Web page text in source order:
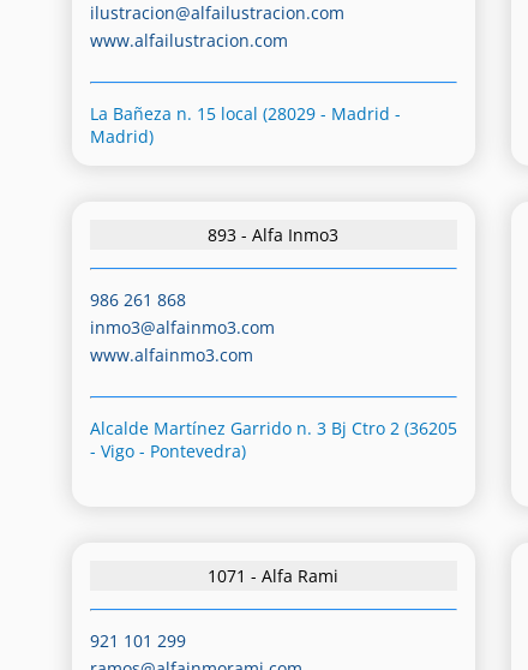
ilustracion@alfailustracion.com
www.alfailustracion.com
La Bañeza n. 15 local (28029 - Madrid -
Madrid)
893 - Alfa Inmo3
986 261 868
inmo3@alfainmo3.com
www.alfainmo3.com
Alcalde Martínez Garrido n. 3 Bj Ctro 2 (36205
- Vigo - Pontevedra)
1071 - Alfa Rami
921 101 299